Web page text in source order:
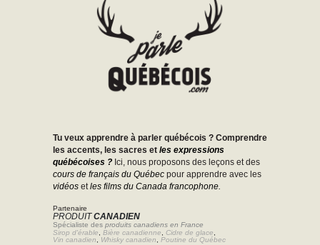
Tu veux apprendre à parler québécois ? Comprendre
les accents, les sacres et les expressions
québécoises ? Ici, nous proposons des leçons et des
cours de français du Québec pour apprendre avec les
vidéos etles films du Canada francophone.
Partenaire
PRODUITCANADIEN
Spécialiste des produits canadiens en France
Sirop d'érable, Bière canadienne, Cidre de glace,
Vin canadien, Whisky canadien, Poutine du Québec